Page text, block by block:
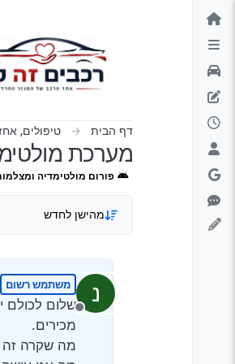
דילוג לתוכן
דף הבית טיפולים,
מערכת
פורום מולטימדיה
מהישן לחדש
נ
מנותק
משתמש רשום
מכירים.
מה שקרה זה